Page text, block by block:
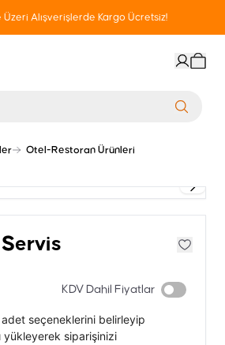
Alışverişlerde Kargo Ücretsiz!
Otel-Restoran Ürünleri
KDV Dahil Fiyatlar
seçeneklerini belirleyip
yükleyerek siparişinizi